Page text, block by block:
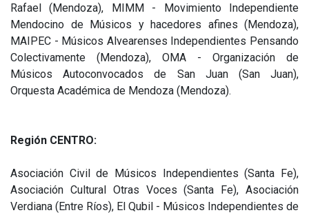
Rafael (Mendoza), MIMM - Movimiento Independiente
Mendocino de Músicos y hacedores afines (Mendoza),
MAIPEC - Músicos Alvearenses Independientes Pensando
Colectivamente (Mendoza), OMA - Organización de
Músicos Autoconvocados de San Juan (San Juan),
Orquesta Académica de Mendoza (Mendoza).
Región CENTRO:
Asociación Civil de Músicos Independientes (Santa Fe),
Asociación Cultural Otras Voces (Santa Fe), Asociación
Verdiana (Entre Ríos), El Qubil - Músicos Independientes de